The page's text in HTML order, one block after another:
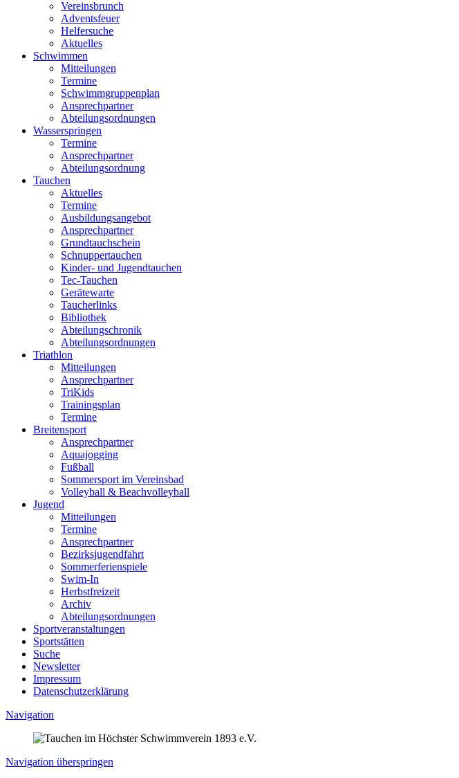
Vereinsbrunch
Adventsfeuer
Helfersuche
Aktuelles
Schwimmen
Mitteilungen
Termine
Schwimmgruppenplan
Ansprechpartner
Abteilungsordnungen
Wasserspringen
Termine
Ansprechpartner
Abteilungsordnung
Tauchen
Aktuelles
Termine
Ausbildungsangebot
Ansprechpartner
Grundtauchschein
Schnuppertauchen
Kinder- und Jugendtauchen
Tec-Tauchen
Gerätewarte
Taucherlinks
Bibliothek
Abteilungschronik
Abteilungsordnungen
Triathlon
Mitteilungen
Ansprechpartner
TriKids
Trainingsplan
Termine
Breitensport
Ansprechpartner
Aquajogging
Fußball
Sommersport im Vereinsbad
Volleyball & Beachvolleyball
Jugend
Mitteilungen
Termine
Ansprechpartner
Bezirksjugendfahrt
Sommerferienspiele
Swim-In
Herbstfreizeit
Archiv
Abteilungsordnungen
Sportveranstaltungen
Sportstätten
Suche
Newsletter
Impressum
Datenschutzerklärung
Navigation
Navigation überspringen